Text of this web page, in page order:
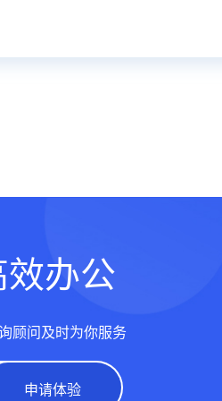
办公
顾问及时为你服务
申请体验